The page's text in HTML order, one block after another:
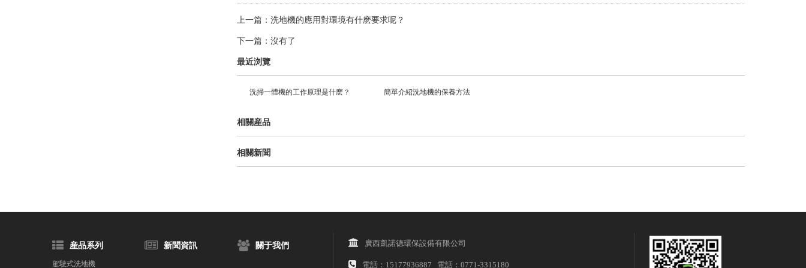
上一篇： 洗地機的應用對環境有什麽要求呢？
下一篇： 沒有了
最近浏覽
洗掃一體機的工作原理是什麽？ 簡單介紹洗地機的保養方法
相關産品
相關新聞
産品系列
駕駛式洗地機
新聞資訊 關于我們 廣西凱諾德環保設備有限公司
電話：15177936887 電話：0771-3315180